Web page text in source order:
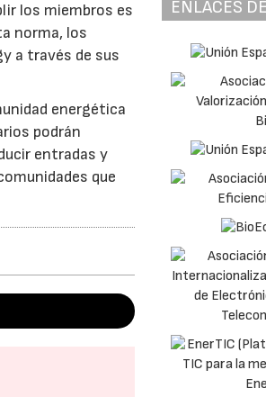
los miembros es
norma, los
a través de sus
energética
podrán
entradas y
que
ENLACES